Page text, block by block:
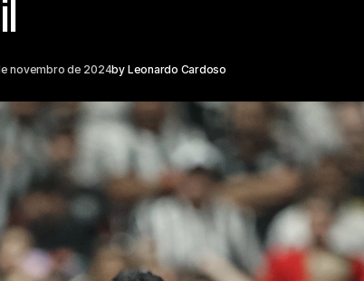
novembro de 2024by Leonardo Cardoso